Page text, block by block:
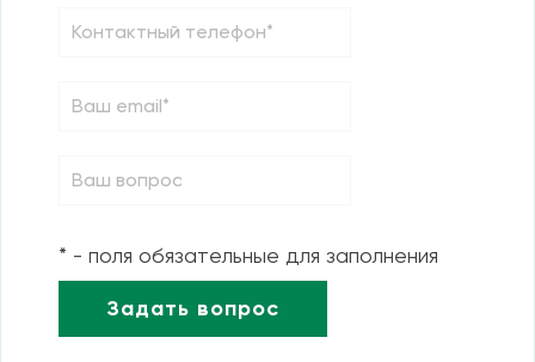
* - поля обязательные для заполнения